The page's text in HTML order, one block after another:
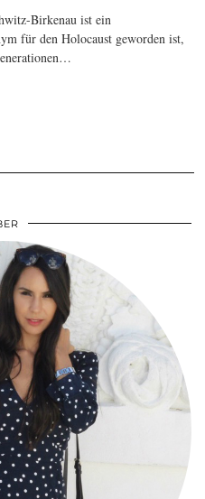
Birkenau ist ein
für den Holocaust geworden ist,